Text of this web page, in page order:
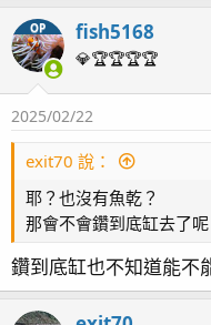
正面看鏡頭！！
這⋯⋯不是花豹啦
～大帆打開是我最喜歡
OP fish5168
💎🏆🏆🏆🏆
2025/02/22
exit70 說：
耶？也沒有魚乾？
那會不會鑽到底缸去了呢
鑽到底缸也不知道能不